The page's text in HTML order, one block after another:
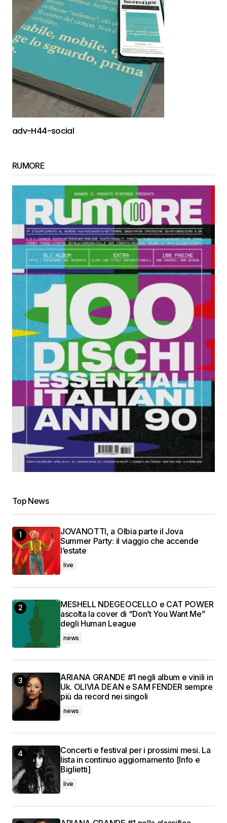
adv-H44-social
RUMORE
Top News
JOVANOTTI, a Olbia parte il Jova
Summer Party: il viaggio che accende
l’estate
live
MESHELL NDEGEOCELLO e CAT POWER
ascolta la cover di “Don’t You Want Me”
degli Human League
news
ARIANA GRANDE #1 negli album e vinili in
Uk. OLIVIA DEAN e SAM FENDER sempre
più da record nei singoli
news
Concerti e festival per i prossimi mesi. La
lista in continuo aggiornamento [Info e
Biglietti]
live